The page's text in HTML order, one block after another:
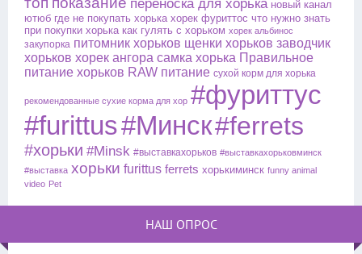
переноска для хорька новый канал
ютюб где не покупать хорька хорек фуриттос что нужно знать
при покупки хорька как гулять с хорьком хорек альбинос
закупорка питомник хорьков щенки хорьков заводчик
хорьков хорек ангора самка хорька Правильное
питание хорьков RAW питание сухой корм для хорька
рекомендованные сухие корма для хор #фуриттус
#furittus#Минск#ferrets
#хорьки #Minsk #выставкахорьков #выставкахорьковминск
#выставка хорьки furittus ferrets хорькиминск funny animal
video Pet
НАШ ОПРОС